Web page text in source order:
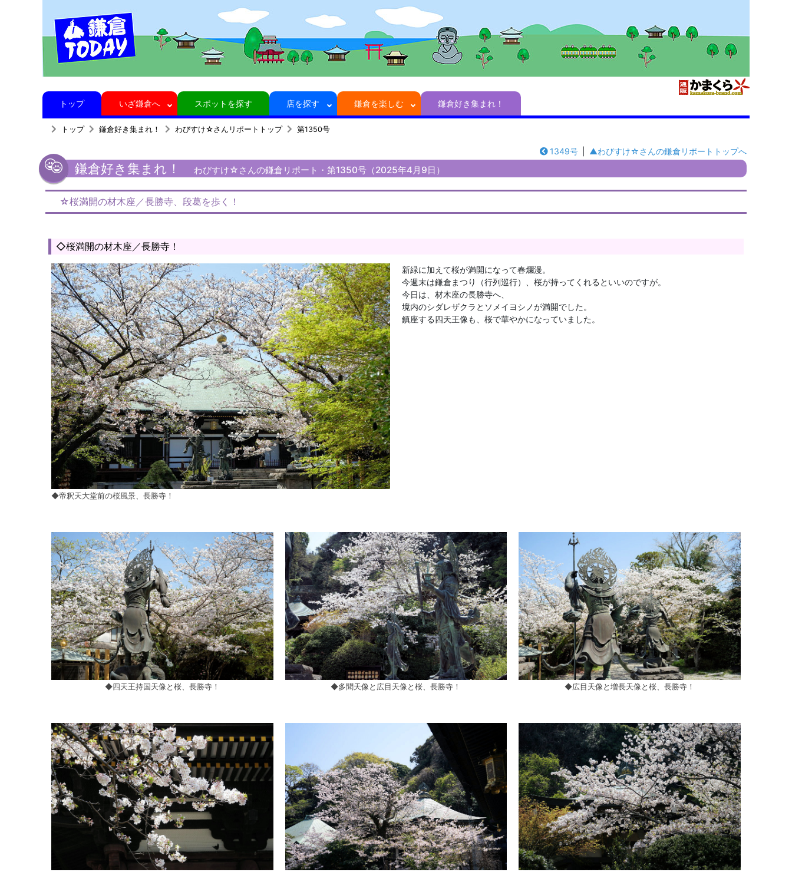
トップ いざ鎌倉へ スポットを探す 店を探す 鎌倉を楽しむ 鎌倉好き集まれ！
トップ 鎌倉好き集まれ！ わびすけ☆さんリポートトップ 第1350号
1349号 ▲わびすけ☆さんの鎌倉リポートトップへ
鎌倉好き集まれ！ わびすけ☆さんの鎌倉リポート・第1350号（2025年4月9日）
☆桜満開の材木座／長勝寺、段葛を歩く！
◇桜満開の材木座／長勝寺！
◆帝釈天大堂前の桜風景、長勝寺！
新緑に加えて桜が満開になって春爛漫。
今週末は鎌倉まつり（行列巡行）、桜が持ってくれるといいのですが。
今日は、材木座の長勝寺へ、
境内のシダレザクラとソメイヨシノが満開でした。
鎮座する四天王像も、桜で華やかになっていました。
◆四天王持国天像と桜、長勝寺！ ◆多聞天像と広目天像と桜、長勝寺！ ◆広目天像と増長天像と桜、長勝寺！